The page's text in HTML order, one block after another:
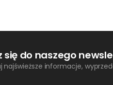
się do naszego
najświeższe informacje,